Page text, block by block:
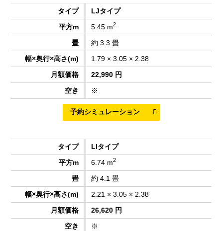
LJタイプ
5.45 m2
約 3.3 畳
1.79 × 3.05 × 2.38
22,990 円
※
LIタイプ
6.74 m2
約 4.1 畳
2.21 × 3.05 × 2.38
26,620 円
※